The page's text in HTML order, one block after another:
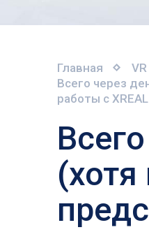
Главная
Всего через
работы с XREAL